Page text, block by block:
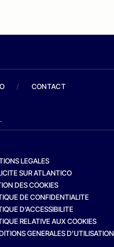
/ CONTACT
LEGALES
SUR ATLANTICO
DES COOKIES
DE CONFIDENTIALITE
D’ACCESSIBILITE
RELATIVE AUX COOKIES
GENERALES D’UTILISATION